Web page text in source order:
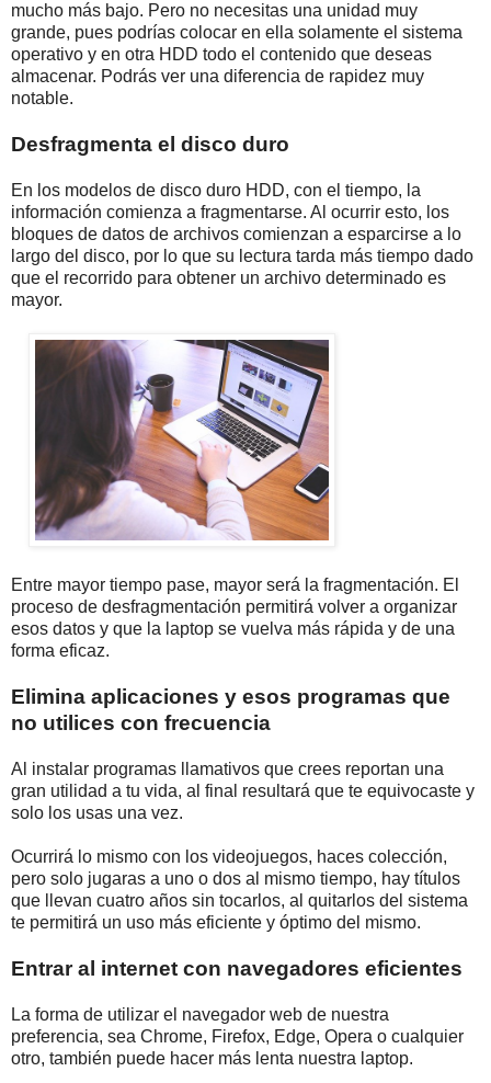
mucho más bajo. Pero no necesitas una unidad muy
grande, pues podrías colocar en ella solamente el sistema
operativo y en otra HDD todo el contenido que deseas
almacenar. Podrás ver una diferencia de rapidez muy
notable.
Desfragmenta el disco duro
En los modelos de disco duro HDD, con el tiempo, la
información comienza a fragmentarse. Al ocurrir esto, los
bloques de datos de archivos comienzan a esparcirse a lo
largo del disco, por lo que su lectura tarda más tiempo dado
que el recorrido para obtener un archivo determinado es
mayor.
Entre mayor tiempo pase, mayor será la fragmentación. El
proceso de desfragmentación permitirá volver a organizar
esos datos y que la laptop se vuelva más rápida y de una
forma eficaz.
Elimina aplicaciones y esos programas que
no utilices con frecuencia
Al instalar programas llamativos que crees reportan una
gran utilidad a tu vida, al final resultará que te equivocaste y
solo los usas una vez.
Ocurrirá lo mismo con los videojuegos, haces colección,
pero solo jugaras a uno o dos al mismo tiempo, hay títulos
que llevan cuatro años sin tocarlos, al quitarlos del sistema
te permitirá un uso más eficiente y óptimo del mismo.
Entrar al internet con navegadores eficientes
La forma de utilizar el navegador web de nuestra
preferencia, sea Chrome, Firefox, Edge, Opera o cualquier
otro, también puede hacer más lenta nuestra laptop.